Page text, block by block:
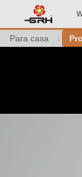
Para casa